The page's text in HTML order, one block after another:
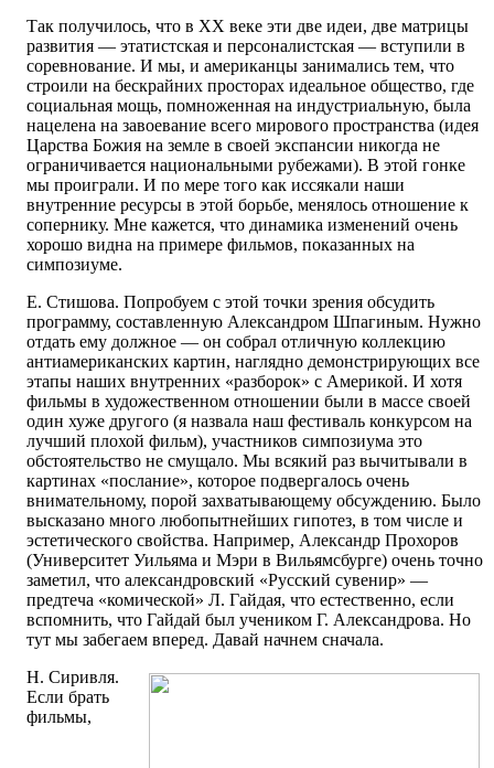
Так получилось, что в ХХ веке эти две идеи, две матрицы
развития — этатистская и персоналистская — вступили в
соревнование. И мы, и американцы занимались тем, что
строили на бескрайних просторах идеальное общество, где
социальная мощь, помноженная на индустриальную, была
нацелена на завоевание всего мирового пространства (идея
Царства Божия на земле в своей экспансии никогда не
ограничивается национальными рубежами). В этой гонке
мы проиграли. И по мере того как иссякали наши
внутренние ресурсы в этой борьбе, менялось отношение к
сопернику. Мне кажется, что динамика изменений очень
хорошо видна на примере фильмов, показанных на
симпозиуме.
Е. Стишова. Попробуем с этой точки зрения обсудить
программу, составленную Александром Шпагиным. Нужно
отдать ему должное — он собрал отличную коллекцию
антиамериканских картин, наглядно демонстрирующих все
этапы наших внутренних «разборок» с Америкой. И хотя
фильмы в художественном отношении были в массе своей
один хуже другого (я назвала наш фестиваль конкурсом на
лучший плохой фильм), участников симпозиума это
обстоятельство не смущало. Мы всякий раз вычитывали в
картинах «послание», которое подвергалось очень
внимательному, порой захватывающему обсуждению. Было
высказано много любопытнейших гипотез, в том числе и
эстетического свойства. Например, Александр Прохоров
(Университет Уильяма и Мэри в Вильямсбурге) очень точно
заметил, что александровский «Русский сувенир» —
предтеча «комической» Л. Гайдая, что естественно, если
вспомнить, что Гайдай был учеником Г. Александрова. Но
тут мы забегаем вперед. Давай начнем сначала.
Н. Сиривля.
Если брать
фильмы,